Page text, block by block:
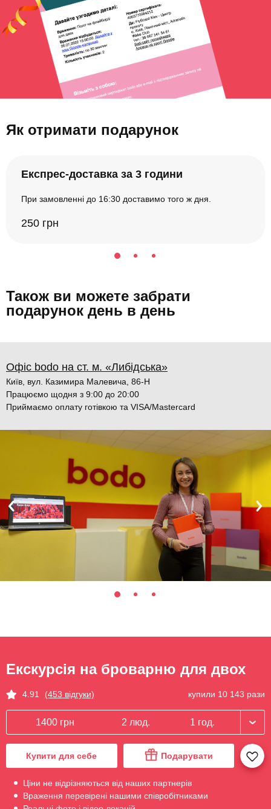
Як отримати подарунок
Експрес-доставка за 3 години
При замовленні до 16:30 доставимо того ж дня.
250 грн
Також ви можете забрати
подарунок день в день
Офіс bodo на ст. м. «Либідська»
Київ, вул. Казимира Малевича, 86-Н
Працюємо щодня з 9:00 до 20:00
Приймаємо оплату готівкою та VISA/Mastercard
Екскурсія на броварню для двох
4.91 (453 відгуки) купили 10 143 рази
1400 грн 2 люд. 1 год.
Купити для себе Подарувати
Ціни не відрізняються від наших партнерів
Враження перевірені нашими співробітниками